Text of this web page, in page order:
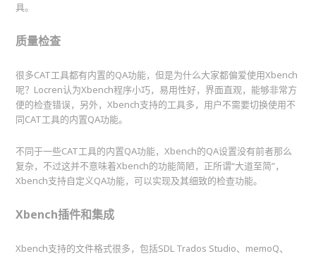
具。
质量检查
很多CAT工具都有内置的QA功能，但是为什么大家都偏爱使用Xbench
呢？Locren认为Xbench程序小巧，易用性好，界面直观，能够非常方
便的检查错误，另外，Xbench支持的工具多，用户不需要切换使用不
同CAT工具的内置QA功能。
不同于一些CAT工具的内置QA功能，Xbench的QA设置没有前者那么
复杂，不过这并不意味着Xbench的功能简陋，正所谓“大道至简”，
Xbench支持自定义QA功能，可以实现及其细致的检查功能。
Xbench插件和集成
Xbench支持的文件格式很多，包括SDL Trados Studio、memoQ、